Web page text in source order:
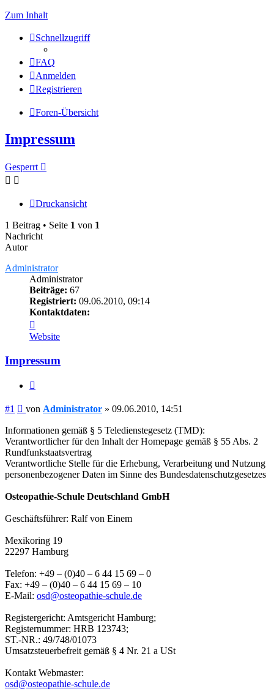
Zum Inhalt
Schnellzugriff
FAQ
Anmelden
Registrieren
Foren-Übersicht
Impressum
Gesperrt
Druckansicht
1 Beitrag • Seite 1 von 1
Nachricht
Autor
Administrator
Administrator
Beiträge: 67
Registriert: 09.06.2010, 09:14
Kontaktdaten:
von
Administrator
Website
Impressum
#1 Beitrag
von Administrator » 09.06.2010, 14:51
Informationen gemäß § 5 Teledienstegesetz (TMD):
Verantwortlicher für den Inhalt der Homepage gemäß § 55 Abs. 2
Rundfunkstaatsvertrag
Verantwortliche Stelle für die Erhebung, Verarbeitung und Nutzung
personenbezogener Daten im Sinne des Bundesdatenschutzgesetzes
Osteopathie-Schule Deutschland GmbH
Geschäftsführer: Ralf von Einem
Mexikoring 19
22297 Hamburg
Telefon: +49 – (0)40 – 6 44 15 69 – 0
Fax: +49 – (0)40 – 6 44 15 69 – 10
E-Mail: osd@osteopathie-schule.de
Registergericht: Amtsgericht Hamburg;
Registernummer: HRB 123743;
ST.-NR.: 49/748/01073
Umsatzsteuerbefreit gemäß § 4 Nr. 21 a USt
Kontakt Webmaster:
osd@osteopathie-schule.de